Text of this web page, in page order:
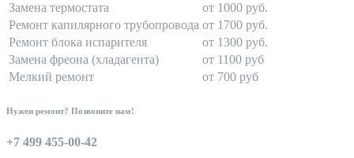
Замена термостата
от 1000 руб.
Ремонт капилярного трубопровода от 1700 руб.
Ремонт блока испарителя
от 1300 руб.
Замена фреона (хладагента)
от 1100 руб
Мелкий ремонт
от 700 руб
Нужен ремонт? Позвоните нам!
+7 499 455-00-42